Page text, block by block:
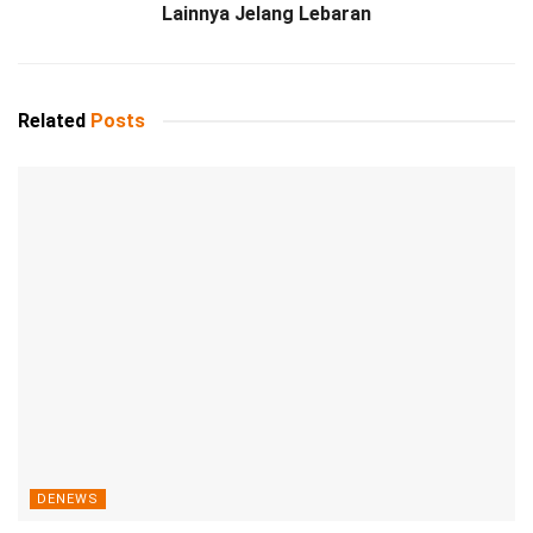
Lainnya Jelang Lebaran
Related Posts
DENEWS